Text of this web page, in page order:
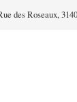
des Roseaux,